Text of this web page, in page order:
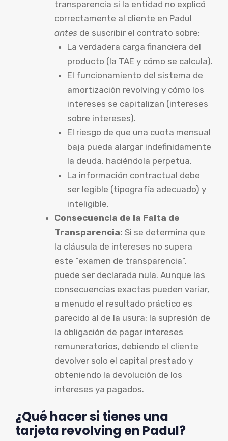
transparencia si la entidad no explicó
correctamente al cliente en Padul
antes de suscribir el contrato sobre:
La verdadera carga financiera del
producto (la TAE y cómo se calcula).
El funcionamiento del sistema de
amortización revolving y cómo los
intereses se capitalizan (intereses
sobre intereses).
El riesgo de que una cuota mensual
baja pueda alargar indefinidamente
la deuda, haciéndola perpetua.
La información contractual debe
ser legible (tipografía adecuado) y
inteligible.
Consecuencia de la Falta de
Transparencia: Si se determina que
la cláusula de intereses no supera
este “examen de transparencia”,
puede ser declarada nula. Aunque las
consecuencias exactas pueden variar,
a menudo el resultado práctico es
parecido al de la usura: la supresión de
la obligación de pagar intereses
remuneratorios, debiendo el cliente
devolver solo el capital prestado y
obteniendo la devolución de los
intereses ya pagados.
¿Qué hacer si tienes una
tarjeta revolving en Padul?